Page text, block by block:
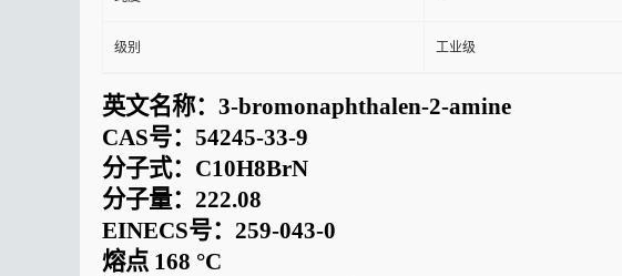
级别 工业级
英文名称： 3-bromonaphthalen-2-amine
CAS号： 54245-33-9
分子式： C10H8BrN
分子量： 222.08
EINECS号： 259-043-0
熔点 168 °C